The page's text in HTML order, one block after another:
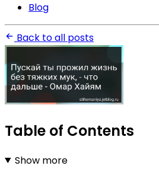
Blog
Back to all posts
Table of Contents
Show more